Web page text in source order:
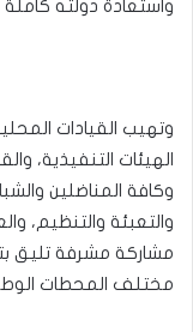
واستعادة دولته كاملة
وتهيب القيادات
الهيئات التنفيذية،
وكافة المناضلين
والتعبئة والتنظيم،
مشاركة مشرفة تليق
مختلف المحطات